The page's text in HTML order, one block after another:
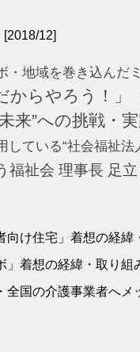
12]
・地域を巻き込んだ
からやろう！」
来”への挑戦・
している“社会福祉
福祉会 理事長 足
向け住宅」着想の経緯
」着想の経緯・取り組
全国の介護事業者へメ